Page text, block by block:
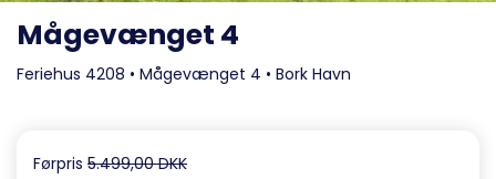
Mågevænget 4
Feriehus 4208 • Mågevænget 4 • Bork Havn
Førpris 5.499,00 DKK